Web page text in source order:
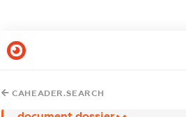
CAHEADER.SEARCH